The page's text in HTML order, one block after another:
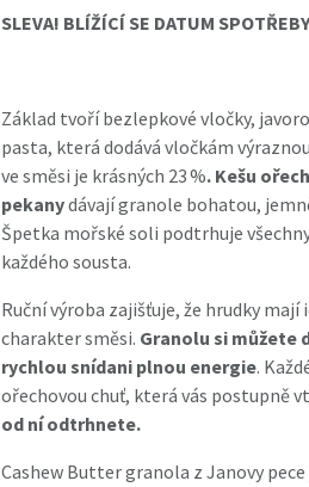
SLEVA! BLÍŽÍCÍ SE DATUM SPOTŘEBY
Základ tvoří bezlepkové vločky,
pasta, která dodává vločkám
ve směsi je krásných 23 %. Kešu
pekanydávají granole bohatou,
Špetka mořské soli podtrhuje
každého sousta.
Ruční výroba zajišťuje, že hrudky
charakter směsi. Granolu si můžete
rychlou snídani plnou energie.
ořechovou chuť, která vás postupně
od ní odtrhnete.
Cashew Butter granola z Janovy